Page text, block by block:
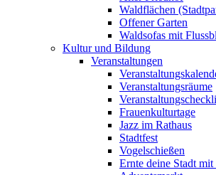
Waldflächen
Offener Garten
Waldsofas mit
Kultur und Bildung
Veranstaltungen
Veranstaltungsräume
Frauenkulturtage
Jazz im Rathaus
Stadtfest
Vogelschießen
Ernte deine Stadt